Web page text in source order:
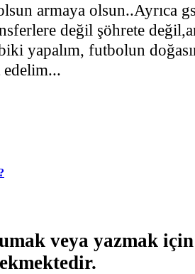
armaya olsun..Ayrıca
değil şöhrete
yapalım, futbolun
veya yazmak